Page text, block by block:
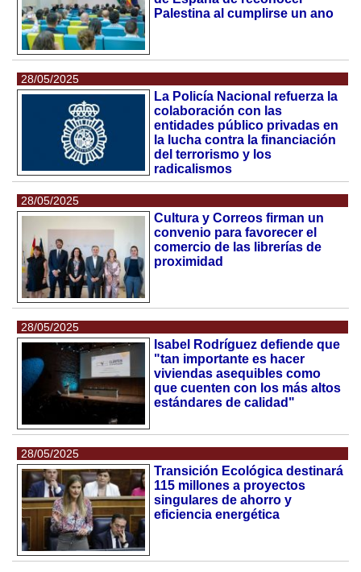
Palestina al cumplirse un ano
28/05/2025
La Policía Nacional refuerza la
colaboración con las
entidades público privadas en
la lucha contra la financiación
del terrorismo y los
radicalismos
28/05/2025
Cultura y Correos firman un
convenio para favorecer el
comercio de las librerías de
proximidad
28/05/2025
Isabel Rodríguez defiende que
"tan importante es hacer
viviendas asequibles como
que cuenten con los más altos
estándares de calidad"
28/05/2025
Transición Ecológica destinará
115 millones a proyectos
singulares de ahorro y
eficiencia energética